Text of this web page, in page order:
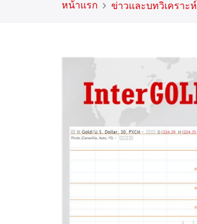
หน้าแรก ข่าวและบทวิเคราะห์